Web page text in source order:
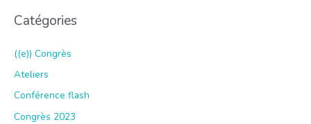
Catégories
((e)) Congrès
Ateliers
Conférence flash
Congrès 2023